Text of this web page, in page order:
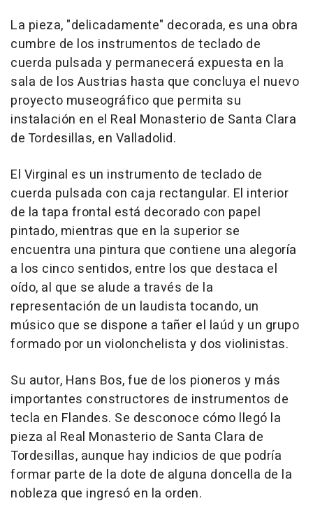
La pieza, "delicadamente" decorada, es una obra
cumbre de los instrumentos de teclado de
cuerda pulsada y permanecerá expuesta en la
sala de los Austrias hasta que concluya el nuevo
proyecto museográfico que permita su
instalación en el Real Monasterio de Santa Clara
de Tordesillas, en Valladolid.
El Virginal es un instrumento de teclado de
cuerda pulsada con caja rectangular. El interior
de la tapa frontal está decorado con papel
pintado, mientras que en la superior se
encuentra una pintura que contiene una alegoría
a los cinco sentidos, entre los que destaca el
oído, al que se alude a través de la
representación de un laudista tocando, un
músico que se dispone a tañer el laúd y un grupo
formado por un violonchelista y dos violinistas.
Su autor, Hans Bos, fue de los pioneros y más
importantes constructores de instrumentos de
tecla en Flandes. Se desconoce cómo llegó la
pieza al Real Monasterio de Santa Clara de
Tordesillas, aunque hay indicios de que podría
formar parte de la dote de alguna doncella de la
nobleza que ingresó en la orden.